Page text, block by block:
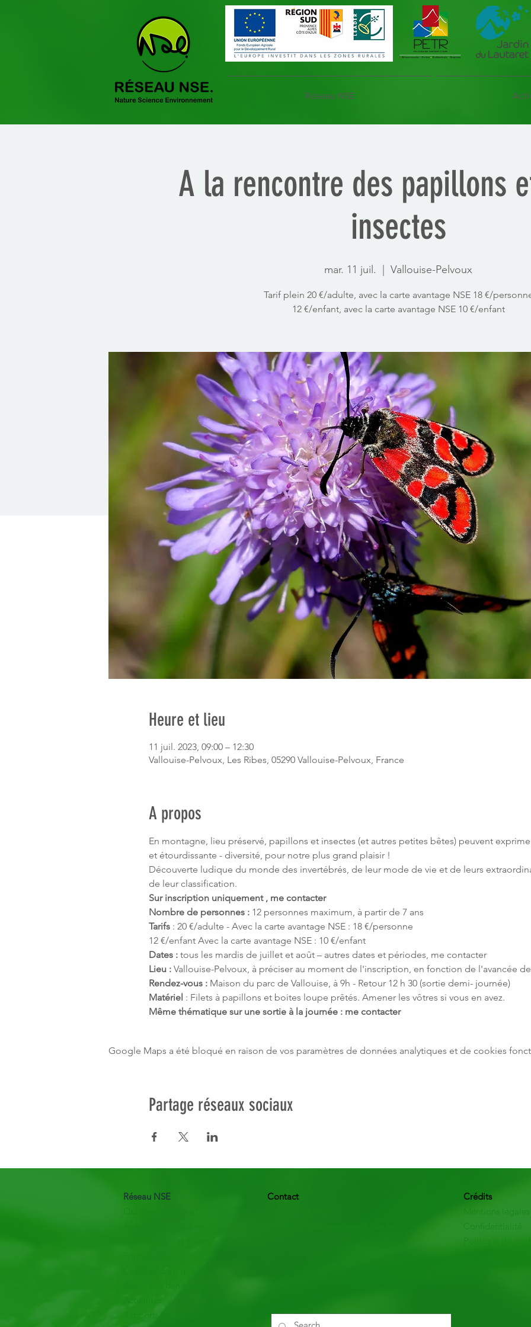
Réseau NSE
A la rencontre des papillons
insectes
mar. 11 juil. Vallouise-Pelvoux
Tarif plein 20 €/adulte, avec la carte avantage NSE 18 €/
12 €/enfant, avec la carte avantage NSE 10 €/enfant
Heure et lieu
11 juil. 2023, 09:00 – 12:30
Vallouise-Pelvoux, Les Ribes, 05290 Vallouise-Pelvoux, France
A propos
En montagne, lieu préservé, papillons et insectes (et autres petites bêtes) peuvent
et étourdissante - diversité, pour notre plus grand plaisir !
Découverte ludique du monde des invertébrés, de leur mode de vie et de leurs
de leur classification.
Sur inscription uniquement , me contacter
Nombre de personnes : 12 personnes maximum, à partir de 7 ans
Tarifs : 20 €/adulte - Avec la carte avantage NSE : 18 €/personne
12 €/enfant Avec la carte avantage NSE : 10 €/enfant
Dates : tous les mardis de juillet et août – autres dates et périodes, me contacter
Lieu : Vallouise-Pelvoux, à préciser au moment de l'inscription, en fonction de l'avancée
Rendez-vous : Maison du parc de Vallouise, à 9h - Retour 12 h 30 (sortie demi- journée)
Matériel : Filets à papillons et boites loupe prêtés. Amener les vôtres si vous en avez.
Même thématique sur une sortie à la journée : me contacter
Google Maps a été bloqué en raison de vos paramètres de données analytiques et de cookies
Partage réseaux sociaux
Réseau NSE
Contact
Crédits